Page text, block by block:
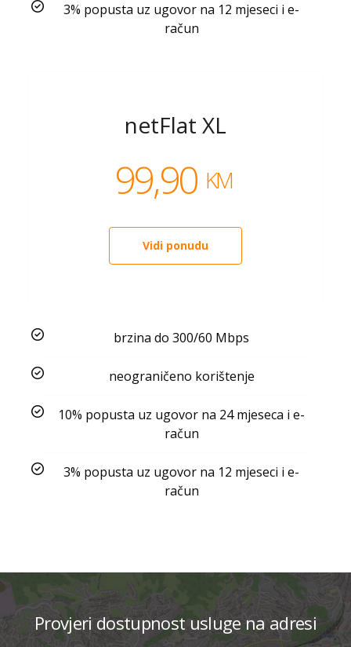
3% popusta uz ugovor na 12 mjeseci i e-
račun
netFlat XL
99,90 KM
Vidi ponudu
brzina do 300/60 Mbps
neograničeno korištenje
10% popusta uz ugovor na 24 mjeseca i e-
račun
3% popusta uz ugovor na 12 mjeseci i e-
račun
Provjeri dostupnost usluge na adresi